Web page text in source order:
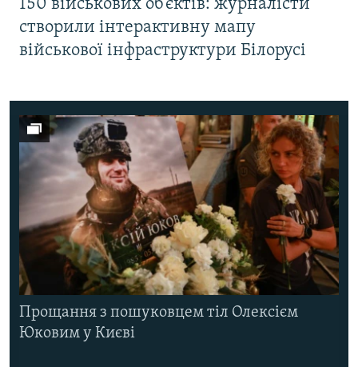
150 військових об’єктів: журналісти
створили інтерактивну мапу
військової інфраструктури Білорусі
Прощання з пошуковцем тіл Олексієм
Юковим у Києві